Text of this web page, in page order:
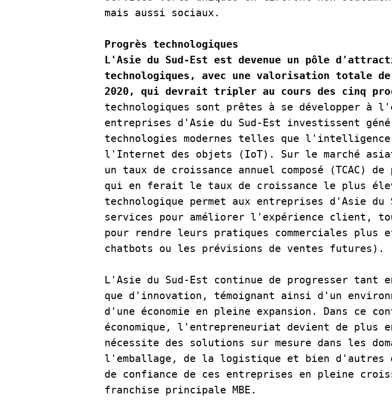
mais aussi sociaux.
Progrès technologiques
L'Asie du Sud-Est est devenue un pôle
technologiques, avec une valorisation totale
2020, qui devrait tripler au cours des cinq
technologiques sont prêtes à se développer à
entreprises d'Asie du Sud-Est investissent
technologies modernes telles que
l'Internet des objets (IoT). Sur le marché
un taux de croissance annuel composé (TCAC)
qui en ferait le taux de croissance le plus
technologique permet aux entreprises d'Asie
services pour améliorer l'expérience client,
pour rendre leurs pratiques commerciales plus
chatbots ou les prévisions de ventes
L'Asie du Sud-Est continue de progresser
que d'innovation, témoignant ainsi d'un
d'une économie en pleine expansion. Dans ce
économique, l'entrepreneuriat devient de
nécessite des solutions sur mesure dans les
l'emballage, de la logistique et bien d'autres
de confiance de ces entreprises en pleine
franchise principale MBE.